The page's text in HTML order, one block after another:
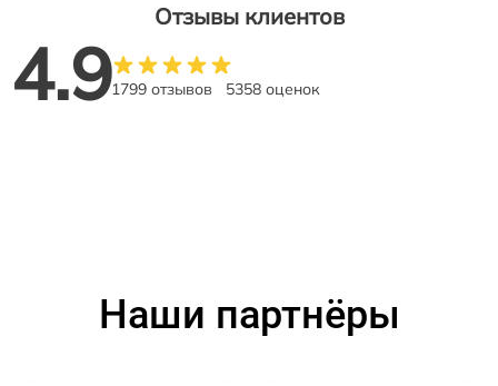
Отзывы клиентов
4.91799 отзывов 5358 оценок
Наши партнёры